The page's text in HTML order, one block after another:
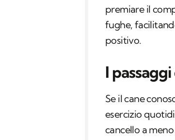
premiare il
fughe,
positivo.
I
Se il cane
esercizio
cancello a